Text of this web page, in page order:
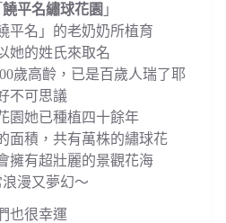
饒平名繡球花園 」
平名」的老奶奶所植育
她的姓氏來取名
歲高齡，已是百歲人瑞了耶
不可思議
園她已種植四十餘年
面積，共有萬株的繡球花
擁有超壯麗的景觀花海
漫又夢幻～
也很幸運